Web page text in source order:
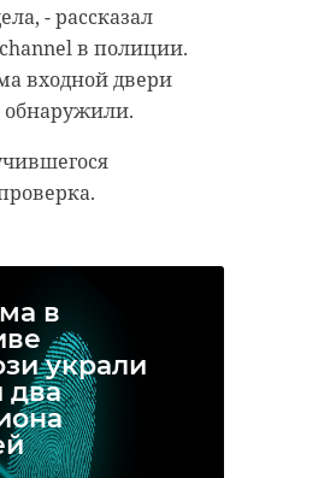
- рассказал
в полиции.
входной двери
обнаружили.
в
украли
два